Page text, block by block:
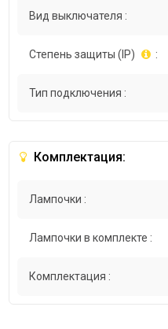
Вид выключателя :
Степень защиты (IP) :
Тип подключения :
Комплектация:
Лампочки :
Лампочки в комплекте :
Комплектация :